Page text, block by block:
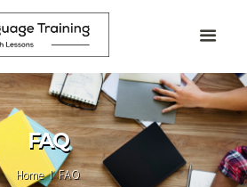
FAQ
Home FAQ